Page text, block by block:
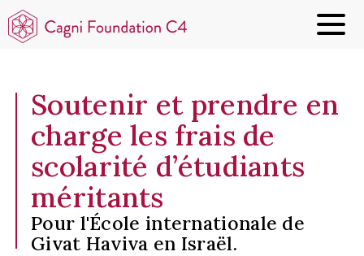
Soutenir et prendre en
charge les frais de
scolarité d’étudiants
méritants
Pour l'École internationale de
Givat Haviva en Israël.